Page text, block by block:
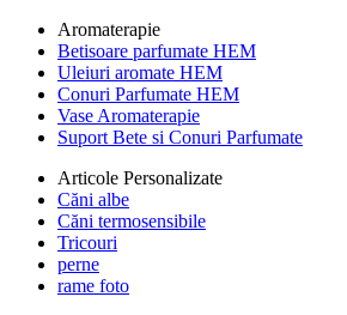
Aromaterapie
Betisoare parfumate HEM
Uleiuri aromate HEM
Conuri Parfumate HEM
Vase Aromaterapie
Suport Bete si Conuri Parfumate
Articole Personalizate
Căni albe
Căni termosensibile
Tricouri
perne
rame foto